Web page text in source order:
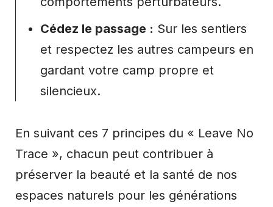
Cédez le passage : Sur les sentiers
et respectez les autres campeurs en
gardant votre camp propre et
silencieux.
En suivant ces 7 principes du « Leave No
Trace », chacun peut contribuer à
préserver la beauté et la santé de nos
espaces naturels pour les générations